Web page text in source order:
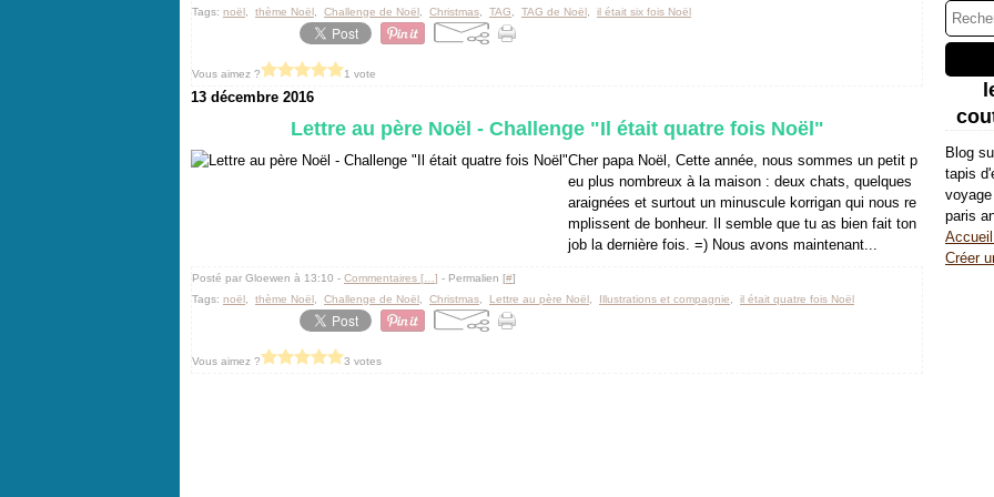
Tags: noël thème Noël Challenge de Noël Christmas TAG TAG de Noël il était six fois Noël
Vous aimez ? 1 vote
13 décembre 2016
Lettre au père Noël - Challenge "Il était quatre fois Noël"
Cher papa Noël, Cette année, nous sommes un petit p
eu plus nombreux à la maison : deux chats, quelques
araignées et surtout un minuscule korrigan qui nous re
mplissent de bonheur. Il semble que tu as bien fait ton
job la dernière fois. =) Nous avons maintenant...
Posté par Gloewen à 13:10 - Commentaires [ ] - Permalien [#]
Tags: noël thème Noël Challenge de Noël Christmas Lettre au père Noël Illustrations et compagnie il était quatre fois Noël
Vous aimez ? 3 votes
Blog
tapis
paris
Créer